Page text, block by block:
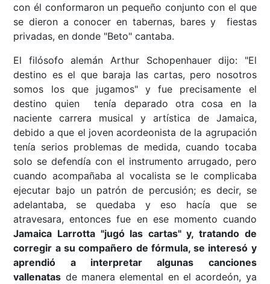
con él conformaron un pequeño conjunto con el que
se dieron a conocer en tabernas, bares y fiestas
privadas, en donde "Beto" cantaba.
El filósofo alemán Arthur Schopenhauer dijo: "El
destino es el que baraja las cartas, pero nosotros
somos los que jugamos" y fue precisamente el
destino quien tenía deparado otra cosa en la
naciente carrera musical y artística de Jamaica,
debido a que el joven acordeonista de la agrupación
tenía serios problemas de medida, cuando tocaba
solo se defendía con el instrumento arrugado, pero
cuando acompañaba al vocalista se le complicaba
ejecutar bajo un patrón de percusión; es decir, se
adelantaba, se quedaba y eso hacía que se
atravesara, entonces fue en ese momento cuando
Jamaica Larrotta "jugó las cartas" y, tratando de
corregir a su compañero de fórmula, se interesó y
aprendió a interpretar algunas canciones
vallenatas de manera elemental en el acordeón, ya